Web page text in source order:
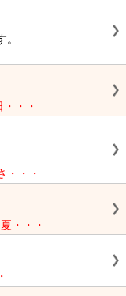
・・
・・・
・・・